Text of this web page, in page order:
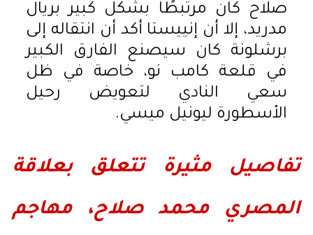
صلاح كان مرتبطًا بشكل كبير بريال
مدريد، إلا أن إنييستا أكد أن انتقاله إلى
برشلونة كان سيصنع الفارق الكبير
في قلعة كامب نو، خاصة في ظل
سعي النادي لتعويض رحيل
الأسطورة ليونيل ميسي.
تفاصيل مثيرة تتعلق بعلاقة
المصري محمد صلاح، مهاجم